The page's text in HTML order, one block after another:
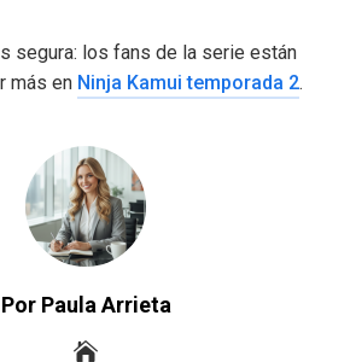
segura: los fans de la serie están
más en Ninja Kamui temporada 2.
Por Paula Arrieta